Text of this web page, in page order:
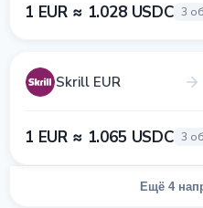
1 EUR ≈ 1.028 USDC 3
Skrill EUR
1 EUR ≈ 1.065 USDC 3
Ещё 4